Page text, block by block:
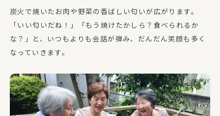
炭火で焼いたお肉や野菜の香ばしい匂いが広がります。
「いい匂いだね！」「もう焼けたかしら？食べられるか
な？」と、いつもよりも会話が弾み、だんだん笑顔も多く
なっていきます。